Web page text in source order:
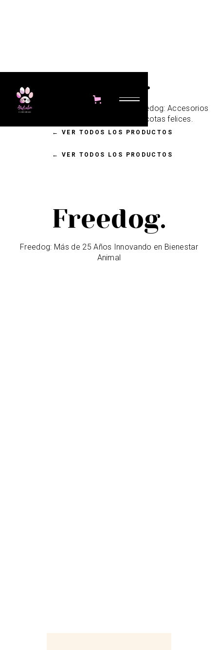
Freedog.
Nalimba cuenta con productos de Freedog: Accesorios
funcionales y con estilo para mascotas felices.
← VER TODOS LOS PRODUCTOS
No items found.
← VER TODOS LOS PRODUCTOS
Freedog.
Freedog: Más de 25 Años Innovando en Bienestar
Animal